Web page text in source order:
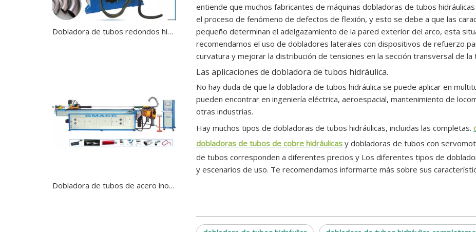
Dobladora de tubos redondos hidráulica eléctrica manual
Dobladora de tubos de acero inoxidable hidráulica semiautomática NC
entiende que muchos fabricantes de máquinas dobladoras de tubos
el proceso de fenómeno de defectos de flexión, y esto se debe a que las
pequeño determinan el adelgazamiento de la pared exterior del arco, esta
recomendamos el uso de dobladores laterales con dispositivos de refuerzo
curvatura y mejorar la distribución de tensiones en la sección transversal de la
Las aplicaciones de dobladora de tubos hidráulica.
No hay duda de que la dobladora de tubos hidráulica se puede aplicar en
pueden encontrar en ingeniería eléctrica, aeroespacial, mantenimiento de
otras industrias.
Hay muchos tipos de dobladoras de tubos hidráulicas, incluidas las completas.
dobladoras de tubos de cobre hidráulicas y dobladoras de tubos con
de tubos corresponden a diferentes precios y Los diferentes tipos de
y escenarios de uso. Te recomendamos informarte más sobre sus